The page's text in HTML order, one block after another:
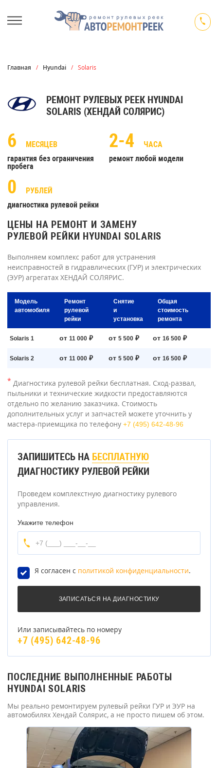
Главная / Hyundai / Solaris
РЕМОНТ РУЛЕВЫХ РЕЕК HYUNDAI
SOLARIS (ХЕНДАЙ СОЛЯРИС)
6
МЕСЯЦЕВ
гарантия без ограничения
пробега
2-4
ЧАСА
ремонт любой модели
0
РУБЛЕЙ
диагностика рулевой рейки
ЦЕНЫ НА РЕМОНТ И ЗАМЕНУ
РУЛЕВОЙ РЕЙКИ HYUNDAI SOLARIS
Выполняем комплекс работ для устранения
неисправностей в гидравлических (ГУР) и электрических
(ЭУР) агрегатах ХЕНДАЙ СОЛЯРИС.
Модель
автомобиля
Ремонт
рулевой
рейки
Снятие
и
установка
Общая
стоимость
ремонта
Solaris 1 от 11 000 ₽ от 5 500 ₽ от 16 500 ₽
Solaris 2 от 11 000 ₽ от 5 500 ₽ от 16 500 ₽
* Диагностика рулевой рейки бесплатная. Сход-развал,
пыльники и технические жидкости предоставляются
отдельно по желанию заказчика. Стоимость
дополнительных услуг и запчастей можете уточнить у
мастера-приемщика по телефону +7 (495) 642-48-96
ЗАПИШИТЕСЬ НА БЕСПЛАТНУЮ
ДИАГНОСТИКУ РУЛЕВОЙ РЕЙКИ
Проведем комплекстную диагностику рулевого
управления.
Укажите телефон
Я согласен с политикой конфиденциальности.
Или записывайтесь по номеру
+7 (495) 642-48-96
ПОСЛЕДНИЕ ВЫПОЛНЕННЫЕ РАБОТЫ
HYUNDAI SOLARIS
Мы реально ремонтируем рулевый рейки ГУР и ЭУР на
автомобилях Хендай Солярис, а не просто пишем об этом.